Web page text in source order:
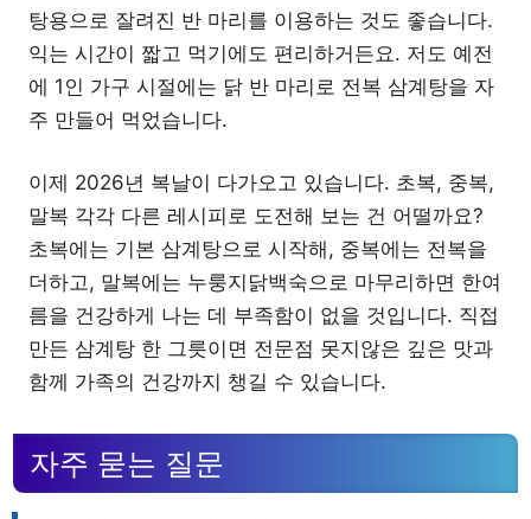
탕용으로 잘려진 반 마리를 이용하는 것도 좋습니다.
익는 시간이 짧고 먹기에도 편리하거든요. 저도 예전
에 1인 가구 시절에는 닭 반 마리로 전복 삼계탕을 자
주 만들어 먹었습니다.
이제 2026년 복날이 다가오고 있습니다. 초복, 중복,
말복 각각 다른 레시피로 도전해 보는 건 어떨까요?
초복에는 기본 삼계탕으로 시작해, 중복에는 전복을
더하고, 말복에는 누룽지닭백숙으로 마무리하면 한여
름을 건강하게 나는 데 부족함이 없을 것입니다. 직접
만든 삼계탕 한 그릇이면 전문점 못지않은 깊은 맛과
함께 가족의 건강까지 챙길 수 있습니다.
자주 묻는 질문